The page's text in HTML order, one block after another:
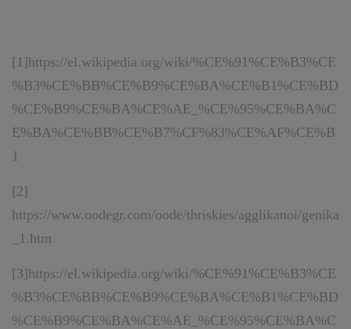
[1]https://el.wikipedia.org/wiki/%CE%91%CE%B3%CE
%B3%CE%BB%CE%B9%CE%BA%CE%B1%CE%BD
%CE%B9%CE%BA%CE%AE_%CE%95%CE%BA%C
E%BA%CE%BB%CE%B7%CF%83%CE%AF%CE%B
1
[2]
https://www.oodegr.com/oode/thriskies/agglikanoi/genika
_1.htm
[3]https://el.wikipedia.org/wiki/%CE%91%CE%B3%CE
%B3%CE%BB%CE%B9%CE%BA%CE%B1%CE%BD
%CE%B9%CE%BA%CE%AE_%CE%95%CE%BA%C